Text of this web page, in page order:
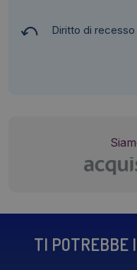
Diritto di recesso
TI POTREBBE